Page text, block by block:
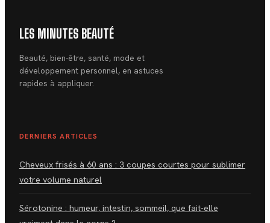
LES MINUTES BEAUTÉ
Beauté, bien-être, santé, mode et
développement personnel, en astuces
rapides à appliquer.
DERNIERS ARTICLES
Cheveux frisés à 60 ans : 3 coupes courtes pour sublimer
votre volume naturel
Sérotonine : humeur, intestin, sommeil, que fait-elle